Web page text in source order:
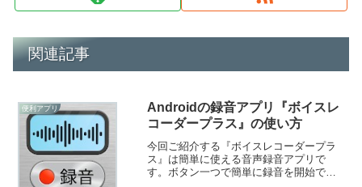
関連記事
便利アプリ
Androidの録音アプリ『ボイスレ
コーダープラス』の使い方
今回ご紹介する『ボイスレコーダープラ
ス』は簡単に使える音声録音アプリで
す。ボタン一つで簡単に録音を開始で